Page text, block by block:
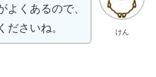
けん
よくあるので、
ださいね。